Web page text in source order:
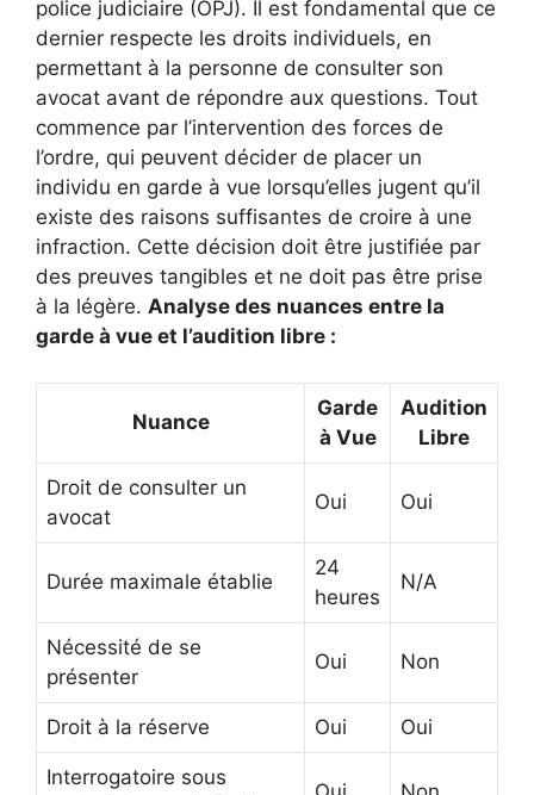
police judiciaire (OPJ). Il est fondamental que ce
dernier respecte les droits individuels, en
permettant à la personne de consulter son
avocat avant de répondre aux questions. Tout
commence par l’intervention des forces de
l’ordre, qui peuvent décider de placer un
individu en garde à vue lorsqu’elles jugent qu’il
existe des raisons suffisantes de croire à une
infraction. Cette décision doit être justifiée par
des preuves tangibles et ne doit pas être prise
à la légère. Analyse des nuances entre la
garde à vue et l’audition libre :
Nuance
Garde
à Vue
Audition
Libre
Droit de consulter un
avocat
Oui Oui
Durée maximale établie
24
heures
N/A
Nécessité de se
présenter
Oui Non
Droit à la réserve Oui Oui
Interrogatoire sous